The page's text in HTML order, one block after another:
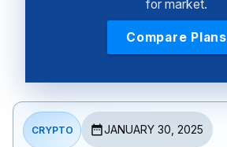
for market.
Compare Plans
CRYPTO JANUARY 30, 2025